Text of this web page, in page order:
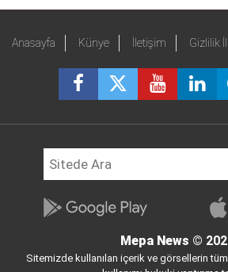
Anasayfa Künye İletişim Gizlilik
Mepa News ©
Sitemizde kullanılan içerik ve görsellerin tüm